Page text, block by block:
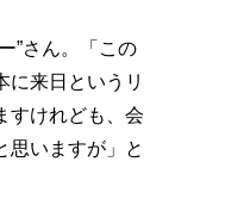
”さん。「この
に来日というリ
すけれども、会
思いますが」と